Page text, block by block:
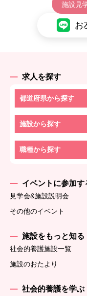
施設見
お
求人を探す
都道府県から探す
施設から探す
職種から探す
イベントに参加す
見学会&施設説明会
その他のイベント
施設をもっと知る
社会的養護施設一覧
施設のおたより
社会的養護を学ぶ